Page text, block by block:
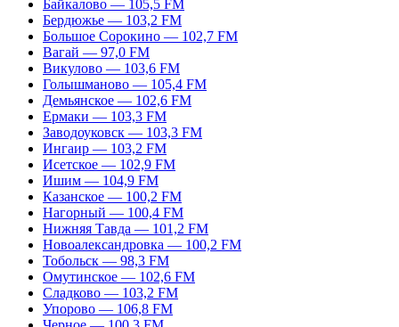
Байкалово — 105,5 FM
Бердюжье — 103,2 FM
Большое Сорокино — 102,7 FM
Вагай — 97,0 FM
Викулово — 103,6 FM
Голышманово — 105,4 FM
Демьянское — 102,6 FM
Ермаки — 103,3 FM
Заводоуковск — 103,3 FM
Ингаир — 103,2 FM
Исетское — 102,9 FM
Ишим — 104,9 FM
Казанское — 100,2 FM
Нагорный — 100,4 FM
Нижняя Тавда — 101,2 FM
Новоалександровка — 100,2 FM
Тобольск — 98,3 FM
Омутинское — 102,6 FM
Сладково — 103,2 FM
Упорово — 106,8 FM